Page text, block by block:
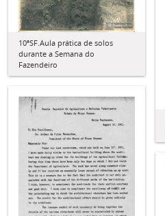
10ªSF.Aula prática de solos
durante a Semana do
Fazendeiro